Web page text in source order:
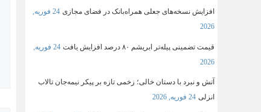
افزایش نسخه‌های جعلی همراه‌بانک در فضای مجازی
24 فوریه,
2026
قیمت تضمینی پیله‌تر ابریشم ۸۰ درصد افزایش یافت
24 فوریه,
2026
آتش و نبرد با دستان خالی؛ زخمی تازه بر پیکر نیمه‌جان تالاب
انزلی 24 فوریه, 2026